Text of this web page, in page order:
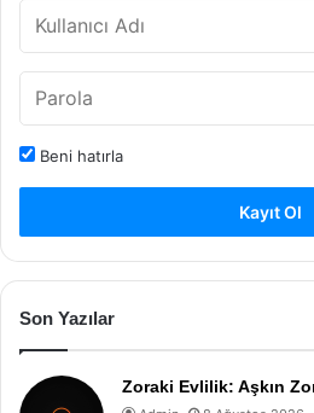
Beni hatırla
Kayıt Ol
Son Yazılar
Zoraki Evlilik: Aşkın